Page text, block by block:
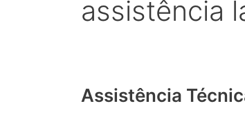
assistência
Assistência